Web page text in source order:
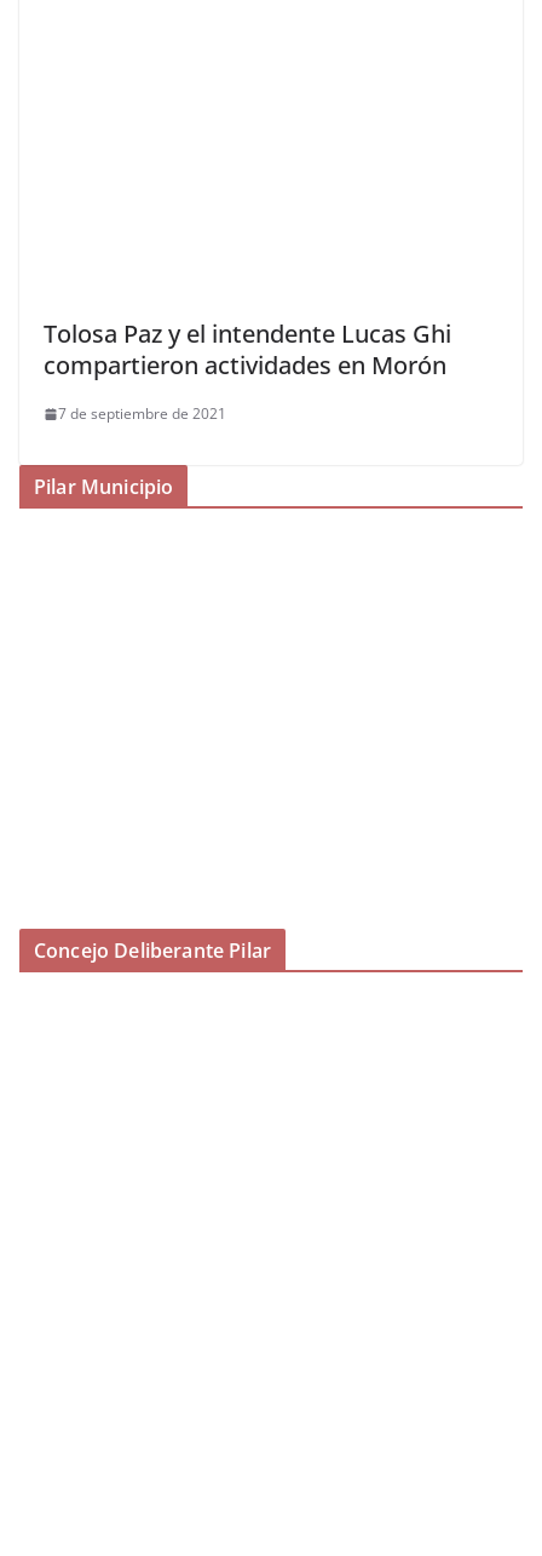
Tolosa Paz y el intendente Lucas Ghi
compartieron actividades en Morón
7 de septiembre de 2021
Pilar Municipio
Concejo Deliberante Pilar